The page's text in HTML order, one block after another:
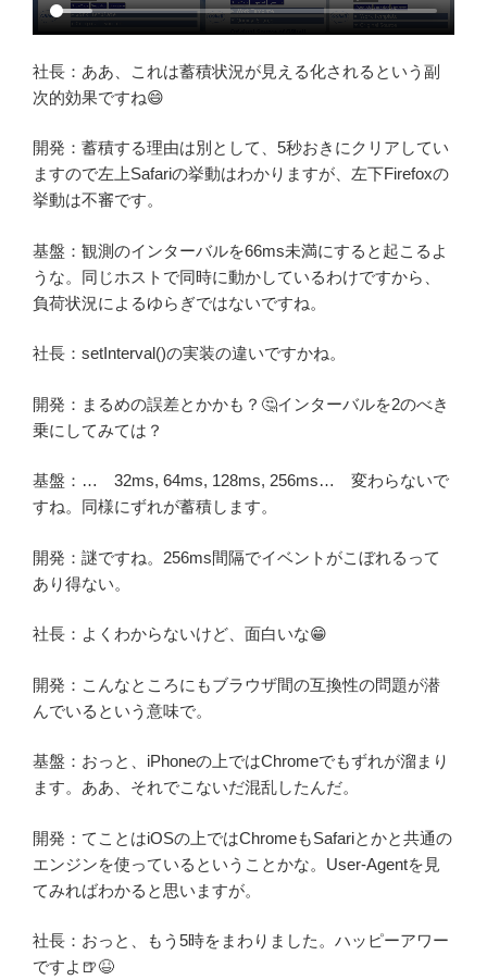
社長：ああ、これは蓄積状況が見える化されるという副
次的効果ですね😄
開発：蓄積する理由は別として、5秒おきにクリアしてい
ますので左上Safariの挙動はわかりますが、左下Firefoxの
挙動は不審です。
基盤：観測のインターバルを66ms未満にすると起こるよ
うな。同じホストで同時に動かしているわけですから、
負荷状況によるゆらぎではないですね。
社長：setInterval()の実装の違いですかね。
開発：まるめの誤差とかかも？🤔インターバルを2のべき
乗にしてみては？
基盤：… 32ms, 64ms, 128ms, 256ms… 変わらないで
すね。同様にずれが蓄積します。
開発：謎ですね。256ms間隔でイベントがこぼれるって
あり得ない。
社長：よくわからないけど、面白いな😁
開発：こんなところにもブラウザ間の互換性の問題が潜
んでいるという意味で。
基盤：おっと、iPhoneの上ではChromeでもずれが溜まり
ます。ああ、それでこないだ混乱したんだ。
開発：てことはiOSの上ではChromeもSafariとかと共通の
エンジンを使っているということかな。User-Agentを見
てみればわかると思いますが。
社長：おっと、もう5時をまわりました。ハッピーアワー
ですよ🍺😆